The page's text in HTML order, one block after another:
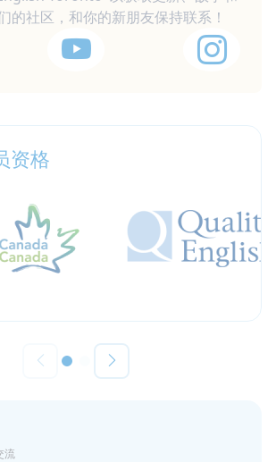
的社区，和你的新朋友保持联系！
资格
流